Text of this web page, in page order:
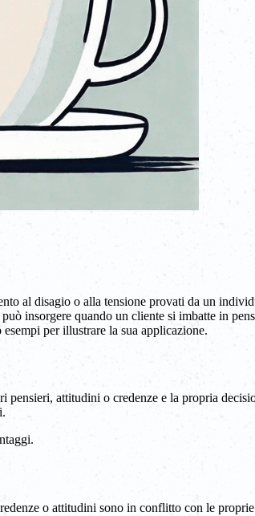
al disagio o alla tensione provati da un
insorgere quando un cliente si imbatte in
per illustrare la sua applicazione.
attitudini o credenze e la propria
o attitudini sono in conflitto con le